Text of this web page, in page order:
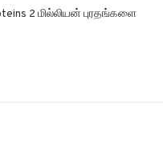
2 மில்லியன் புரதங்களை